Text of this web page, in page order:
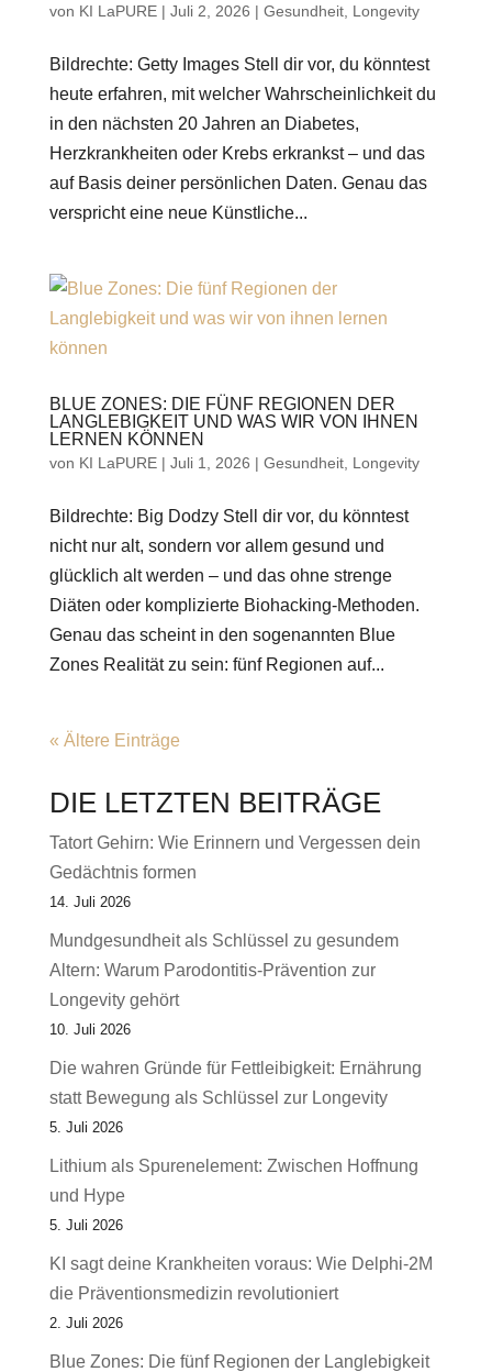
von KI LaPURE| Juli 2, 2026 | Gesundheit, Longevity
Bildrechte: Getty Images Stell dir vor, du könntest
heute erfahren, mit welcher Wahrscheinlichkeit du
in den nächsten 20 Jahren an Diabetes,
Herzkrankheiten oder Krebs erkrankst – und das
auf Basis deiner persönlichen Daten. Genau das
verspricht eine neue Künstliche...
BLUE ZONES: DIE FÜNF REGIONEN DER
LANGLEBIGKEIT UND WAS WIR VON IHNEN
LERNEN KÖNNEN
von KI LaPURE| Juli 1, 2026 | Gesundheit, Longevity
Bildrechte: Big Dodzy Stell dir vor, du könntest
nicht nur alt, sondern vor allem gesund und
glücklich alt werden – und das ohne strenge
Diäten oder komplizierte Biohacking-Methoden.
Genau das scheint in den sogenannten Blue
Zones Realität zu sein: fünf Regionen auf...
« Ältere Einträge
DIE LETZTEN BEITRÄGE
Tatort Gehirn: Wie Erinnern und Vergessen dein
Gedächtnis formen
14. Juli 2026
Mundgesundheit als Schlüssel zu gesundem
Altern: Warum Parodontitis-Prävention zur
Longevity gehört
10. Juli 2026
Die wahren Gründe für Fettleibigkeit: Ernährung
statt Bewegung als Schlüssel zur Longevity
5. Juli 2026
Lithium als Spurenelement: Zwischen Hoffnung
und Hype
5. Juli 2026
KI sagt deine Krankheiten voraus: Wie Delphi-2M
die Präventionsmedizin revolutioniert
2. Juli 2026
Blue Zones: Die fünf Regionen der Langlebigkeit